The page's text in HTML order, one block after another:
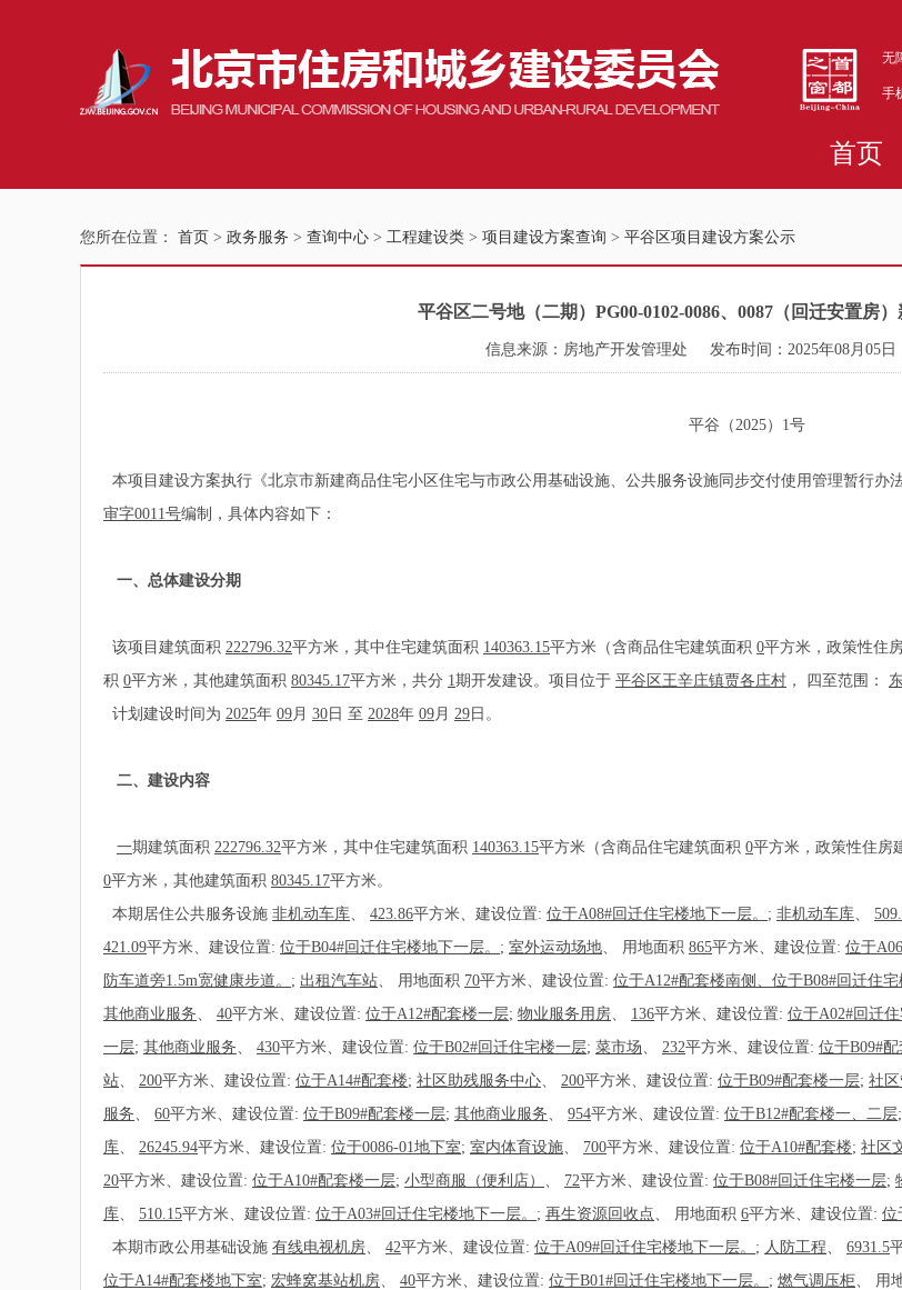
无
手
首页
您所在位置： 首页 > 政务服务 > 查询中心 > 工程建设类 > 项目建设方案查询 > 平谷区项目建设方案公示
平谷区二号地（二期）PG00-0102-0086、0087（回迁安置房
信息来源：房地产开发管理处 发布时间：2025年08月05日
平谷（2025）1号
本项目建设方案执行《北京市新建商品住宅小区住宅与市政公用基础设施、公共服务设施同步交付使用管理暂行办
审字0011号编制，具体内容如下：
一、总体建设分期
该项目建筑面积 222796.32平方米，其中住宅建筑面积 140363.15平方米（含商品住宅建筑面积 0平方米，政策性住
积 0平方米，其他建筑面积 80345.17平方米，共分 1期开发建设。项目位于 平谷区王辛庄镇贾各庄村 ， 四至范围：
计划建设时间为 2025年 09月 30 日 至 2028年 09月 29 日。
二、建设内容
一期建筑面积 222796.32平方米，其中住宅建筑面积 140363.15平方米（含商品住宅建筑面积 0平方米，政策性住房
0平方米，其他建筑面积 80345.17平方米。
本期居住公共服务设施 非机动车库、 423.86平方米、建设位置: 位于A08#回迁住宅楼地下一层。 ; 非机动车库、
421.09平方米、建设位置: 位于B04#回迁住宅楼地下一层。 ; 室外运动场地、 用地面积 865平方米、建设位置: 位于
防车道旁1.5m宽健康步道。 ; 出租汽车站、 用地面积 70平方米、建设位置: 位于A12#配套楼南侧、位于B08#回迁住宅
其他商业服务、 40平方米、建设位置: 位于A12#配套楼一层; 物业服务用房、 136平方米、建设位置: 位于A02#回迁
一层; 其他商业服务、 430平方米、建设位置: 位于B02#回迁住宅楼一层; 菜市场、 232平方米、建设位置: 位于B09#配
站、 200平方米、建设位置: 位于A14#配套楼; 社区助残服务中心、 200平方米、建设位置: 位于B09#配套楼一层; 社
服务、 60平方米、建设位置: 位于B09#配套楼一层; 其他商业服务、 954平方米、建设位置: 位于B12#配套楼一、二层;
库、 26245.94平方米、建设位置: 位于0086-01地下室; 室内体育设施、 700平方米、建设位置: 位于A10#配套楼; 社区
20平方米、建设位置: 位于A10#配套楼一层; 小型商服（便利店） 、 72平方米、建设位置: 位于B08#回迁住宅楼一层;
库、 510.15平方米、建设位置: 位于A03#回迁住宅楼地下一层。 ; 再生资源回收点、 用地面积 6平方米、建设位置: 位
本期市政公用基础设施 有线电视机房、 42平方米、建设位置: 位于A09#回迁住宅楼地下一层。 ; 人防工程、 6931.5
位于A14#配套楼地下室; 宏蜂窝基站机房、 40平方米、建设位置: 位于B01#回迁住宅楼地下一层。 ; 燃气调压柜、 用